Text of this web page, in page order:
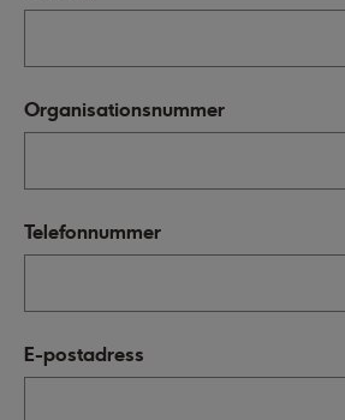
Organisationsnummer
Telefonnummer
E-postadress